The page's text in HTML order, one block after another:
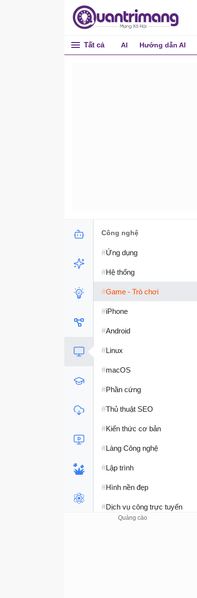
Tất cả AI Hướng dẫn AI
Công nghệ
#Ứng dụng
#Hệ thống
#Game - Trò chơi
#iPhone
#Android
#Linux
#macOS
#Phần cứng
#Thủ thuật SEO
#Kiến thức cơ bản
#Làng Công nghệ
#Lập trình
#Hình nền đẹp
#Dịch vụ công trực tuyến